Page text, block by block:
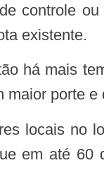
controle
existente.
porte e
locais no
em até